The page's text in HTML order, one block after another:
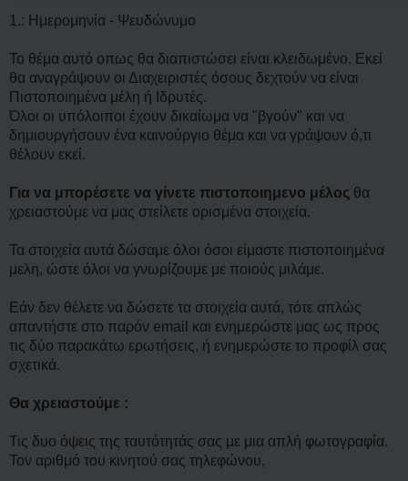
1.: Ημερομηνία - Ψευδώνυμο
Το θέμα αυτό οπως θα διαπιστώσει είναι κλειδωμένο. Εκεί
θα αναγράψουν οι Διαχειριστές όσους δεχτούν να είναι
Πιστοποιημένα μέλη ή Ιδρυτές.
Όλοι οι υπόλοιποι έχουν δικαίωμα να "βγούν" και να
δημιουργήσουν ένα καινούργιο θέμα και να γράψουν ό,τι
θέλουν εκεί.
Για να μπορέσετε να γίνετε πιστοποιημενο μέλος θα
χρειαστούμε να μας στείλετε ορισμένα στοιχεία.
Τα στοιχεία αυτά δώσαμε όλοι όσοι είμαστε πιστοποιημένα
μελη, ώστε όλοι να γνωρίζουμε με ποιούς μιλάμε.
Εάν δεν θέλετε να δώσετε τα στοιχεία αυτά, τότε απλώς
απαντήστε στο παρόν email και ενημερώστε μας ως προς
τις δύο παρακάτω ερωτήσεις, ή ενημερώστε το προφίλ σας
σχετικά.
Θα χρειαστούμε :
Τις δυο όψεις της ταυτότητάς σας με μια απλή φωτογραφία.
Τον αριθμό του κινητού σας τηλεφώνου,